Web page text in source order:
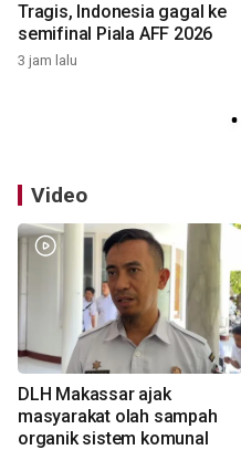
Tragis, Indonesia gagal ke
semifinal Piala AFF 2026
3 jam lalu
Video
DLH Makassar ajak
masyarakat olah sampah
organik sistem komunal